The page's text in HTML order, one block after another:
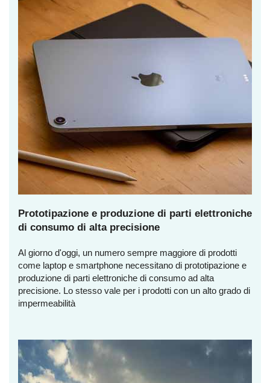
Prototipazione e produzione di parti elettroniche
di consumo di alta precisione
Al giorno d'oggi, un numero sempre maggiore di prodotti
come laptop e smartphone necessitano di prototipazione e
produzione di parti elettroniche di consumo ad alta
precisione. Lo stesso vale per i prodotti con un alto grado di
impermeabilità